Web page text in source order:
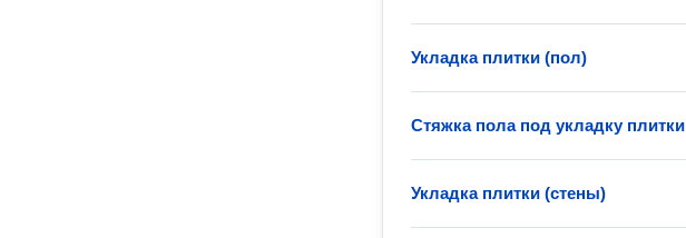
Укладка плитки (пол)
Стяжка пола под укладку плитки
Укладка плитки (стены)